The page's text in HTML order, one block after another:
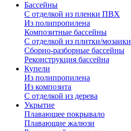
Бассейны
С отделкой из пленки ПВХ
Из полипропилена
Композитные бассейны
С отделкой из плитки/мозаики
Сборно-разборные бассейны
Реконструкция бассейна
Купели
Из полипропилена
Из композита
С отделкой из дерева
Укрытие
Плавающее покрывало
Плавающие жалюзи